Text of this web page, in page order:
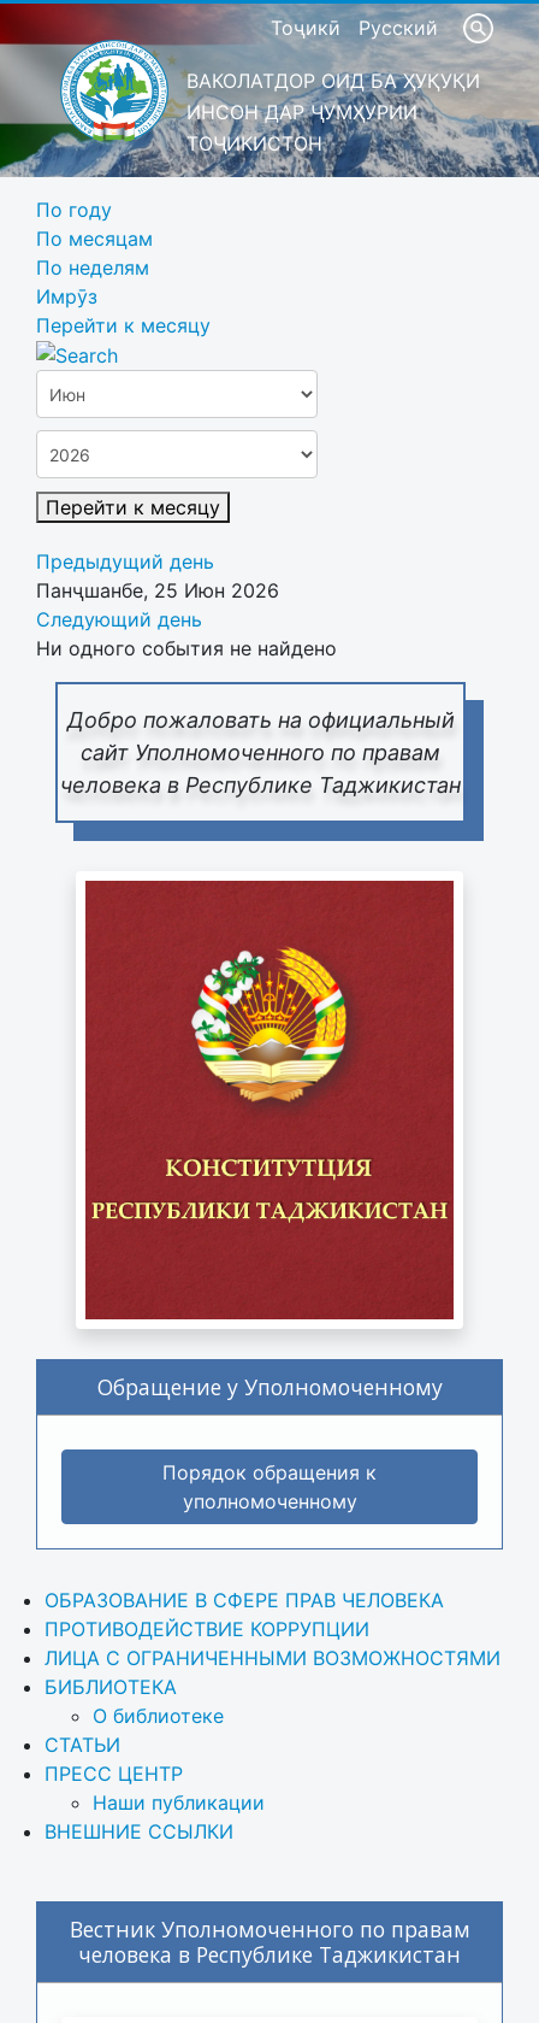
Тоҷикӣ Русский
ВАКОЛАТДОР ОИД БА ҲУҚУҚИ
ИНСОН ДАР ҶУМҲУРИИ
ТОҶИКИСТОН
Добро пожаловать на официальный
сайт Уполномоченного по правам
человека в Республике Таджикистан
Обращение у Уполномоченному
Порядок обращения к
уполномоченному
ОБРАЗОВАНИЕ В СФЕРЕ ПРАВ ЧЕЛОВЕКА
ПРОТИВОДЕЙСТВИЕ КОРРУПЦИИ
ЛИЦА С ОГРАНИЧЕННЫМИ ВОЗМОЖНОСТЯМИ
БИБЛИОТЕКА
О библиотеке
СТАТЬИ
ПРЕСС ЦЕНТР
Наши публикации
ВНЕШНИЕ ССЫЛКИ
Вестник Уполномоченного по правам
человека в Республике Таджикистан
По году
По месяцам
По неделям
Имрӯз
Перейти к месяцу
Перейти к месяцу
Предыдущий день
Панҷшанбе, 25 Июн 2026
Следующий день
Ни одного события не найдено